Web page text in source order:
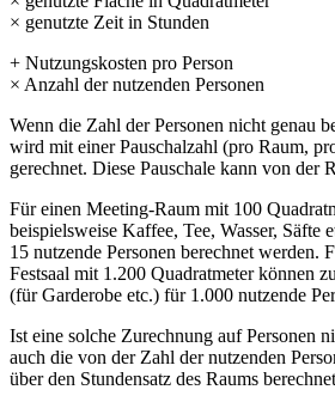
× genutzte Zeit in Stunden
+ Nutzungskosten pro Person
× Anzahl der nutzenden Personen
Wenn die Zahl der Personen nicht genau
wird mit einer Pauschalzahl (pro Raum,
gerechnet. Diese Pauschale kann von der
Für einen Meeting-Raum mit 100
beispielsweise Kaffee, Tee, Wasser, Säfte
15 nutzende Personen berechnet werden.
Festsaal mit 1.200 Quadratmeter können
(für Garderobe etc.) für 1.000 nutzende
Ist eine solche Zurechnung auf Personen
auch die von der Zahl der nutzenden
über den Stundensatz des Raums